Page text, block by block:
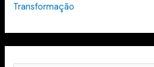
Transformação